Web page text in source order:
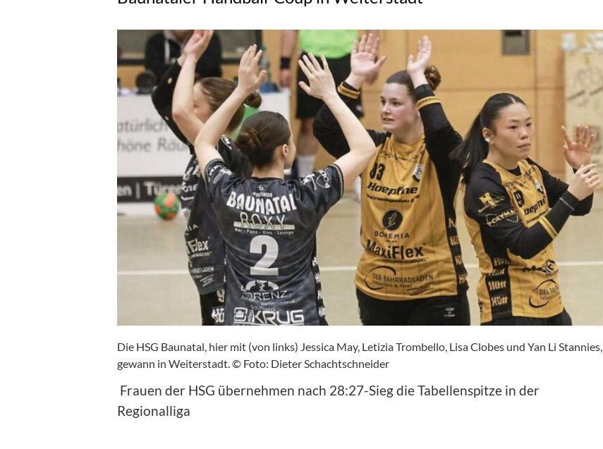
Die HSG Baunatal, hier mit (von links) Jessica May, Letizia Trombello, Lisa Clobes und Yan Li Stannies,
gewann in Weiterstadt. © Foto: Dieter Schachtschneider
Frauen der HSG übernehmen nach 28:27-Sieg die Tabellenspitze in der
Regionalliga